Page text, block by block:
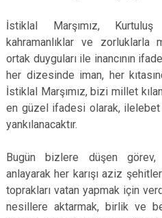
İstiklal Marşımız,
kahramanlıklar ve zorluklarla
ortak duyguları ile inancının
her dizesinde iman, her
İstiklal Marşımız, bizi millet
en güzel ifadesi olarak, ilelebet
yankılanacaktır.
Bugün bizlere düşen görev,
anlayarak her karışı aziz
toprakları vatan yapmak için
nesillere aktarmak, birlik ve